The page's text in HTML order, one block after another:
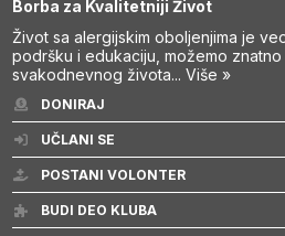
Borba za Kvalitetniji Život
Život sa alergijskim oboljenjima je
podršku i edukaciju, možemo
svakodnevnog života...Više »
DONIRAJ
UČLANI SE
POSTANI VOLONTER
BUDI DEO KLUBA